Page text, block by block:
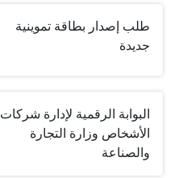
طلب إصدار بطاقة تموينية
جديدة
البوابة الرقمية لإدارة شركات
الأشخاص وزارة التجارة
والصناعة